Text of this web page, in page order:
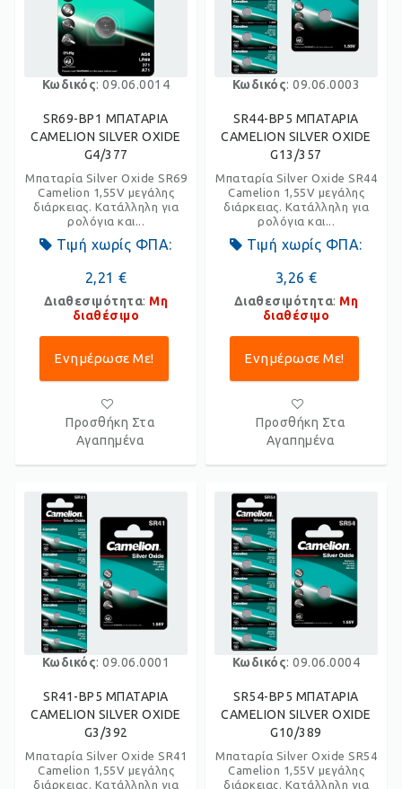
Κωδικός: 09.06.0014
SR69-BP1 ΜΠΑΤΑΡΙΑ
CAMELION SILVER OXIDE
G4/377
Μπαταρία Silver Oxide SR69
Camelion 1,55V μεγάλης
διάρκειας. Κατάλληλη για
ρολόγια και...
Τιμή χωρίς ΦΠΑ:
2,21 €
Διαθεσιμότητα: Μη
διαθέσιμο
Ενημέρωσε Με!
Προσθήκη Στα
Αγαπημένα
Κωδικός: 09.06.0001
SR41-BP5 ΜΠΑΤΑΡΙΑ
CAMELION SILVER OXIDE
G3/392
Μπαταρία Silver Oxide SR41
Camelion 1,55V μεγάλης
διάρκειας. Κατάλληλη για
Κωδικός: 09.06.0003
SR44-BP5 ΜΠΑΤΑΡΙΑ
CAMELION SILVER OXIDE
G13/357
Μπαταρία Silver Oxide SR44
Camelion 1,55V μεγάλης
διάρκειας. Κατάλληλη για
ρολόγια και...
Τιμή χωρίς ΦΠΑ:
3,26 €
Διαθεσιμότητα: Μη
διαθέσιμο
Ενημέρωσε Με!
Προσθήκη Στα
Αγαπημένα
Κωδικός: 09.06.0004
SR54-BP5 ΜΠΑΤΑΡΙΑ
CAMELION SILVER OXIDE
G10/389
Μπαταρία Silver Oxide SR54
Camelion 1,55V μεγάλης
διάρκειας. Κατάλληλη για